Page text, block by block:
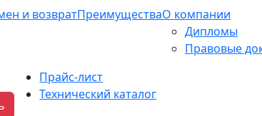
и возвратПреимуществаО компании
Дипломы
Правовые
Прайс-лист
Технический каталог